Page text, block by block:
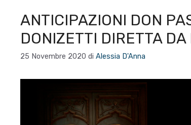
ANTICIPAZIONI DON
DONIZETTI DIRETTA
25 Novembre 2020 di Alessia D'Anna